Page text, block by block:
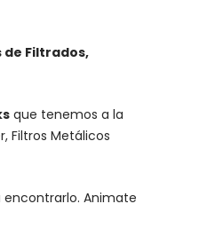
de Filtrados,
que tenemos a la
Filtros Metálicos
Animate